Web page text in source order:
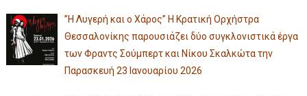
”Η Λυγερή και ο Χάρος” Η Κρατική Ορχήστρα
Θεσσαλονίκης παρουσιάζει δύο συγκλονιστικά έργα
των Φραντς Σούμπερτ και Νίκου Σκαλκώτα την
Παρασκευή 23 Ιανουαρίου 2026